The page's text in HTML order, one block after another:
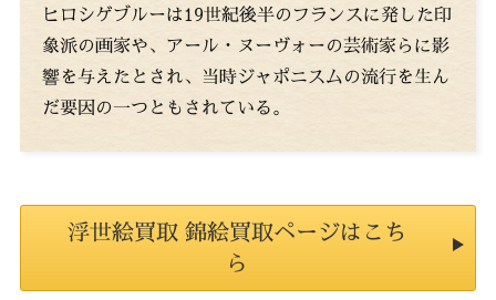
ヒロシゲブルーは19世紀後半のフランスに発した印
象派の画家や、アール・ヌーヴォーの芸術家らに影
響を与えたとされ、当時ジャポニスムの流行を生ん
だ要因の一つともされている。
浮世絵買取 錦絵買取ページはこち
ら